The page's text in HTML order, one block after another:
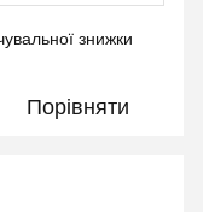
знижки
Порівняти